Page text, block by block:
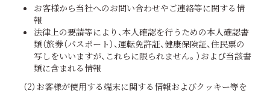
お客様から当社へのお問い合わせやご連絡等に関する情
報
法律上の要請等により、本人確認を行うための本人確認書
類（旅券（パスポート）、運転免許証、健康保険証、住民票の
写しをいいますが、これらに限られません。）および当該書
類に含まれる情報
（2）お客様が使用する端末に関する情報およびクッキー等を